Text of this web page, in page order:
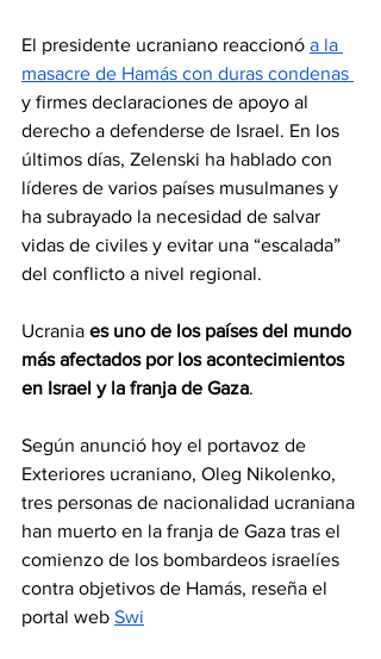
El presidente ucraniano reaccionó a la
masacre de Hamás con duras condenas
y firmes declaraciones de apoyo al
derecho a defenderse de Israel. En los
últimos días, Zelenski ha hablado con
líderes de varios países musulmanes y
ha subrayado la necesidad de salvar
vidas de civiles y evitar una “escalada”
del conflicto a nivel regional.
Ucrania es uno de los países del mundo
más afectados por los acontecimientos
en Israel y la franja de Gaza.
Según anunció hoy el portavoz de
Exteriores ucraniano, Oleg Nikolenko,
tres personas de nacionalidad ucraniana
han muerto en la franja de Gaza tras el
comienzo de los bombardeos israelíes
contra objetivos de Hamás, reseña el
portal web Swi